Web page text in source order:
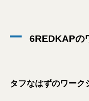
6REDKAPの
タフなはずのワーク